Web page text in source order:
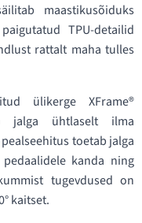
maastikusõiduks
TPU-detailid
rattalt maha tulles
ülikerge XFrame®
jalga ühtlaselt ilma
toetab jalga
kanda ning
tugevdused on
kaitset.